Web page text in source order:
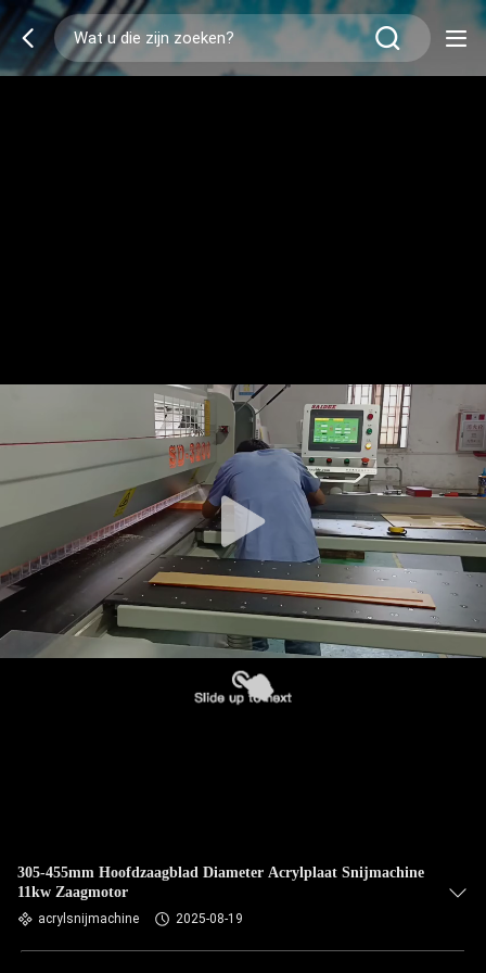
305-455mm Hoofdzaagblad Diameter Acrylplaat Snijmachine
11kw Zaagmotor
acrylsnijmachine 2025-08-19